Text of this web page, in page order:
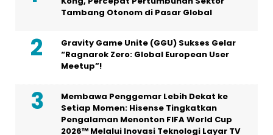
EACON Resmi Melantai di Bursa Efek Hong
Tambang Otonom di Pasar Global
Gravity Game Unite (GGU) Sukses Gelar
Meetup”!
Membawa Penggemar Lebih Dekat ke